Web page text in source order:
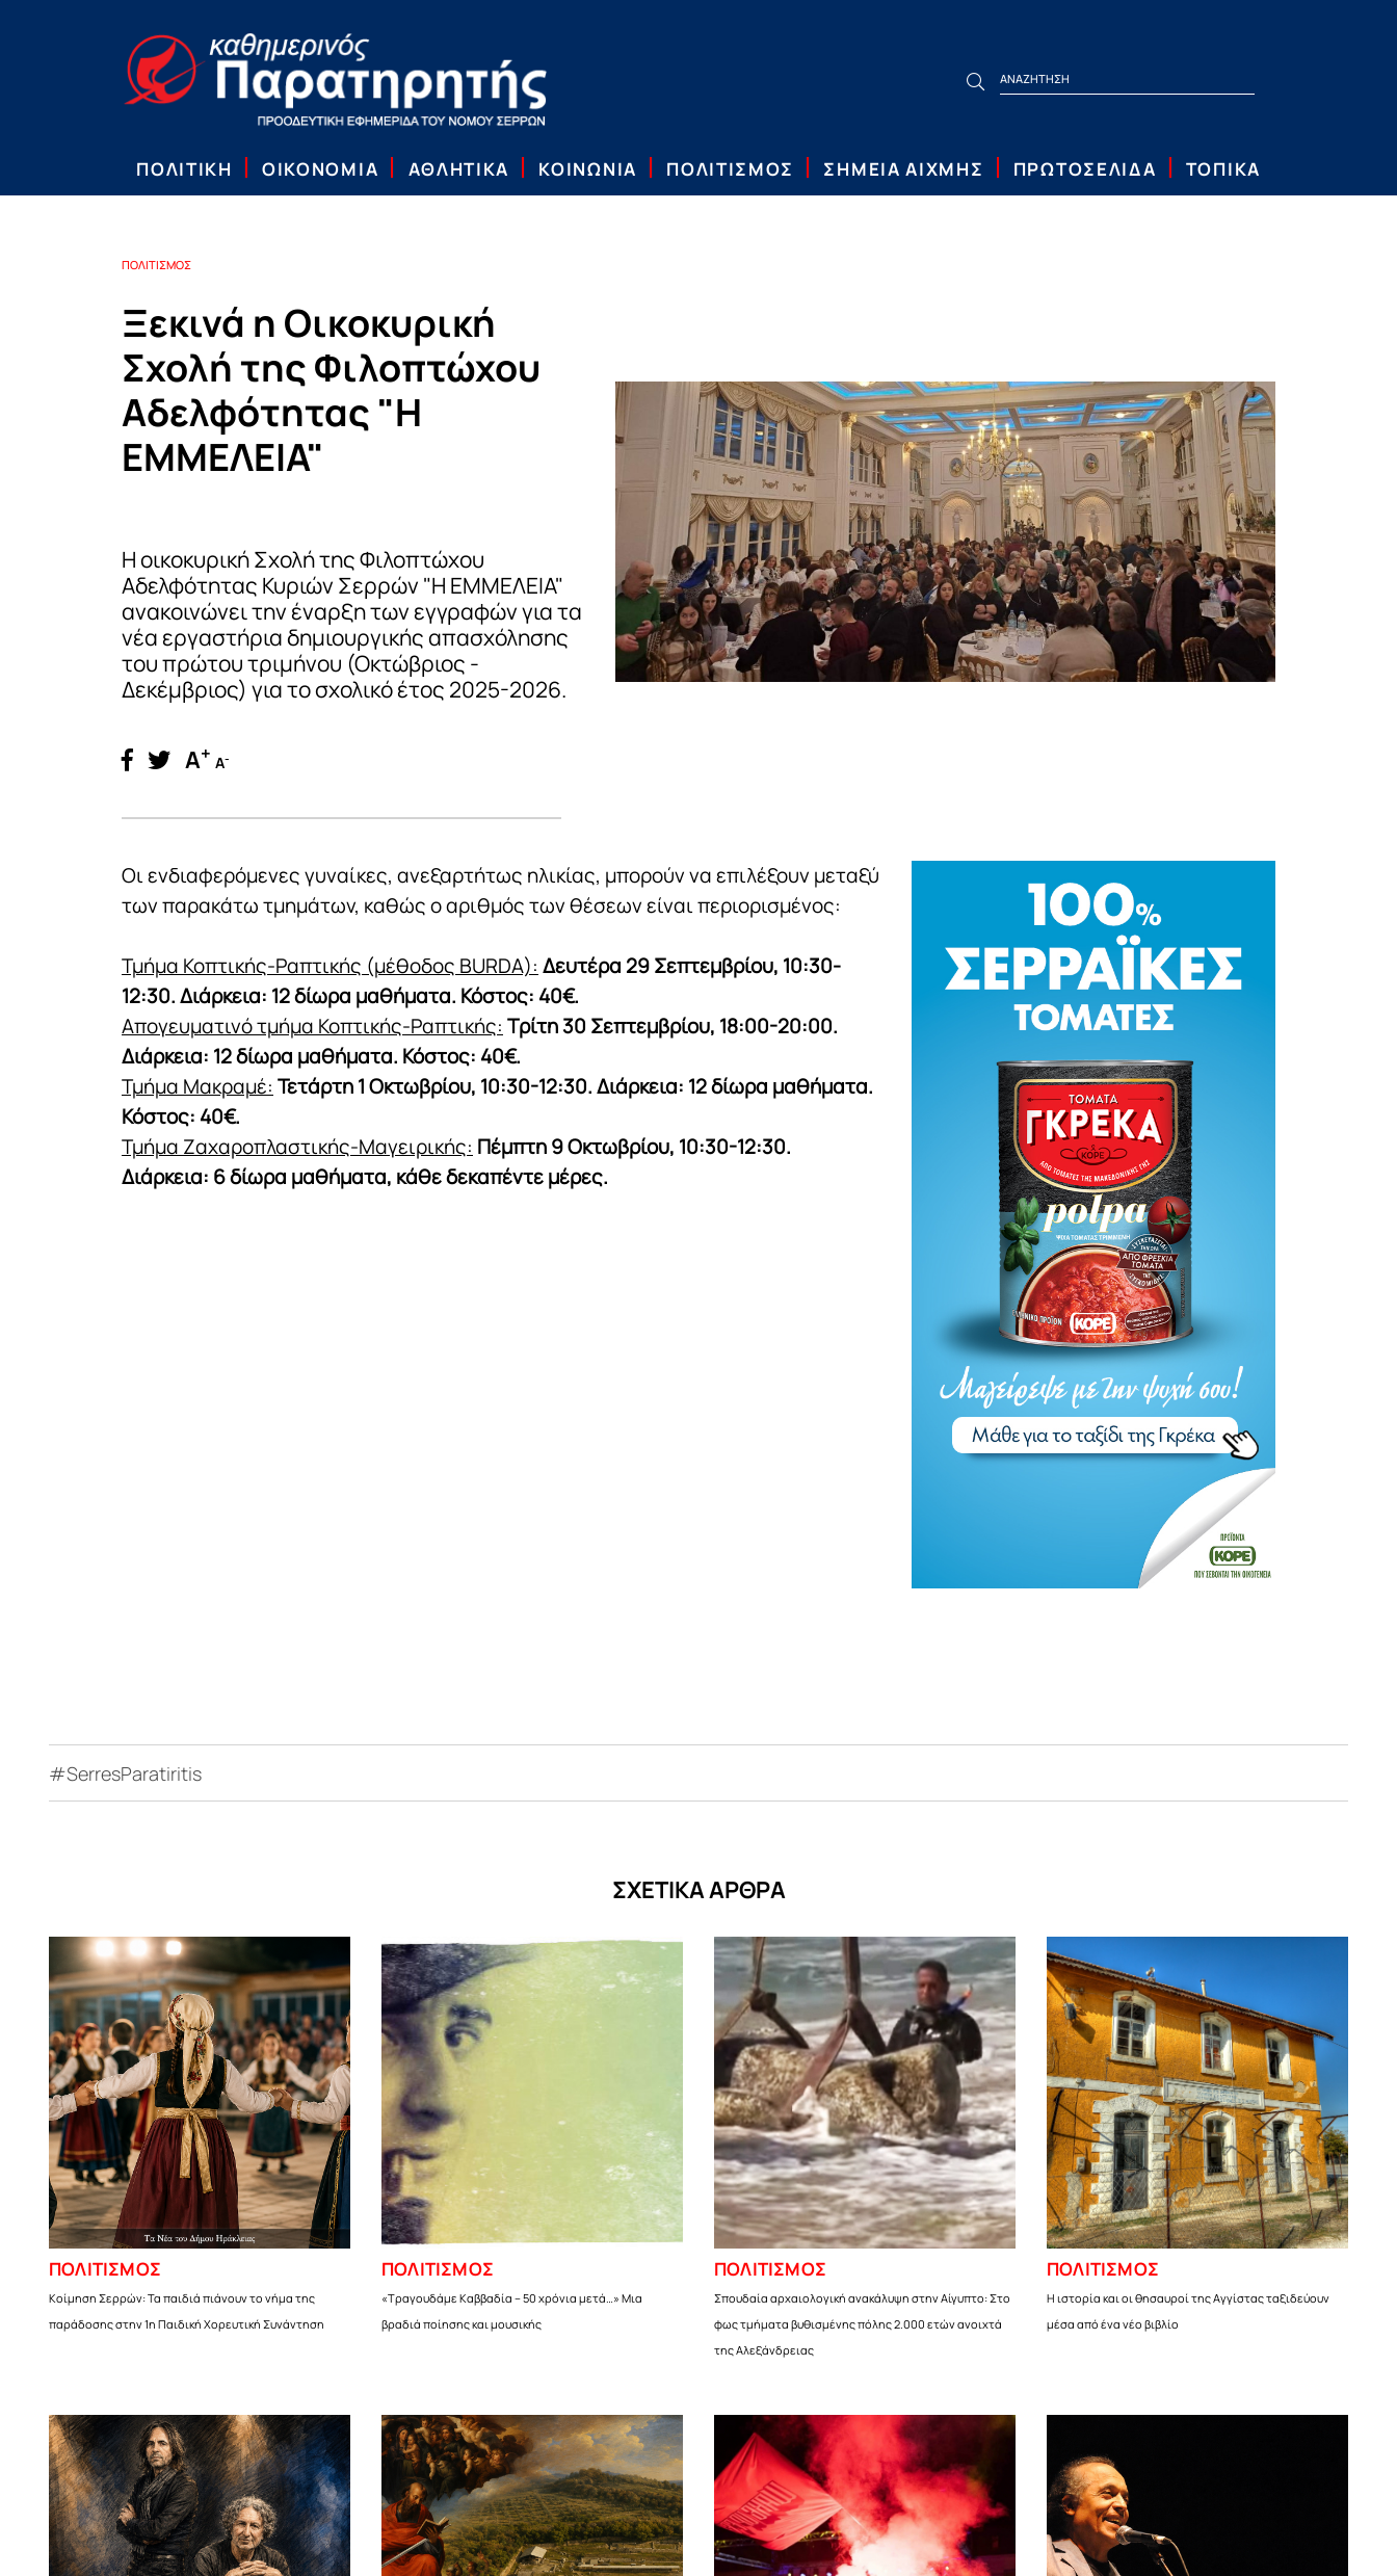
ΠΟΛΙΤΙΚΗ ΟΙΚΟΝΟΜΙΑ ΑΘΛΗΤΙΚΑ ΚΟΙΝΩΝΙΑ ΠΟΛΙΤΙΣΜΟΣ ΣΗΜΕΙΑ ΑΙΧΜΗΣ ΠΡΩΤΟΣΕΛΙΔΑ ΤΟΠΙΚΑ
ΠΟΛΙΤΙΣΜΟΣ
Ξεκινά η Οικοκυρική
Σχολή της Φιλοπτώχου
Αδελφότητας "Η
ΕΜΜΕΛΕΙΑ"
Η οικοκυρική Σχολή της Φιλοπτώχου
Αδελφότητας Κυριών Σερρών "Η ΕΜΜΕΛΕΙΑ"
ανακοινώνει την έναρξη των εγγραφών για τα
νέα εργαστήρια δημιουργικής απασχόλησης
του πρώτου τριμήνου (Οκτώβριος -
Δεκέμβριος) για το σχολικό έτος 2025-2026.
A+ A-
Οι ενδιαφερόμενες γυναίκες, ανεξαρτήτως ηλικίας, μπορούν να επιλέξουν μεταξύ
των παρακάτω τμημάτων, καθώς ο αριθμός των θέσεων είναι περιορισμένος:
Τμήμα Κοπτικής-Ραπτικής (μέθοδος BURDA): Δευτέρα 29 Σεπτεμβρίου, 10:30-
12:30. Διάρκεια: 12 δίωρα μαθήματα. Κόστος: 40€.
Απογευματινό τμήμα Κοπτικής-Ραπτικής: Τρίτη 30 Σεπτεμβρίου, 18:00-20:00.
Διάρκεια: 12 δίωρα μαθήματα. Κόστος: 40€.
Τμήμα Μακραμέ: Τετάρτη 1 Οκτωβρίου, 10:30-12:30. Διάρκεια: 12 δίωρα μαθήματα.
Κόστος: 40€.
Τμήμα Ζαχαροπλαστικής-Μαγειρικής: Πέμπτη 9 Οκτωβρίου, 10:30-12:30.
Διάρκεια: 6 δίωρα μαθήματα, κάθε δεκαπέντε μέρες.
#SerresParatiritis
ΣΧΕΤΙΚΑ ΑΡΘΡΑ
ΠΟΛΙΤΙΣΜΟΣ
Κοίμηση Σερρών: Τα παιδιά πιάνουν το νήμα της
παράδοσης στην 1η Παιδική Χορευτική Συνάντηση
ΠΟΛΙΤΙΣΜΟΣ
«Τραγουδάμε Καββαδία – 50 χρόνια μετά…» Μια
βραδιά ποίησης και μουσικής
ΠΟΛΙΤΙΣΜΟΣ
Σπουδαία αρχαιολογική ανακάλυψη στην Αίγυπτο: Στο
φως τμήματα βυθισμένης πόλης 2.000 ετών ανοιχτά
της Αλεξάνδρειας
ΠΟΛΙΤΙΣΜΟΣ
Η ιστορία και οι θησαυροί της Αγγίστας ταξιδεύουν
μέσα από ένα νέο βιβλίο